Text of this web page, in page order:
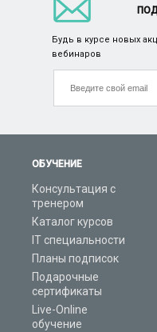
ОБУЧЕНИЕ
Консультация с
тренером
Каталог курсов
IT специальности
Планы подписок
Подарочные
сертификаты
Live-Online
обучение
Будь в курсе новых
вебинаров